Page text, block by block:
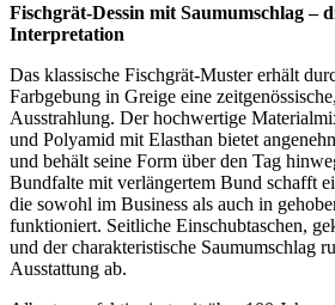
Fischgrät-Dessin mit Saumumschlag –
Interpretation
Das klassische Fischgrät-Muster erhält
Farbgebung in Greige eine
Ausstrahlung. Der hochwertige
und Polyamid mit Elasthan bietet
und behält seine Form über den Tag
Bundfalte mit verlängertem Bund schafft
die sowohl im Business als auch in
funktioniert. Seitliche Einschubtaschen,
und der charakteristische Saumumschlag
Ausstattung ab.